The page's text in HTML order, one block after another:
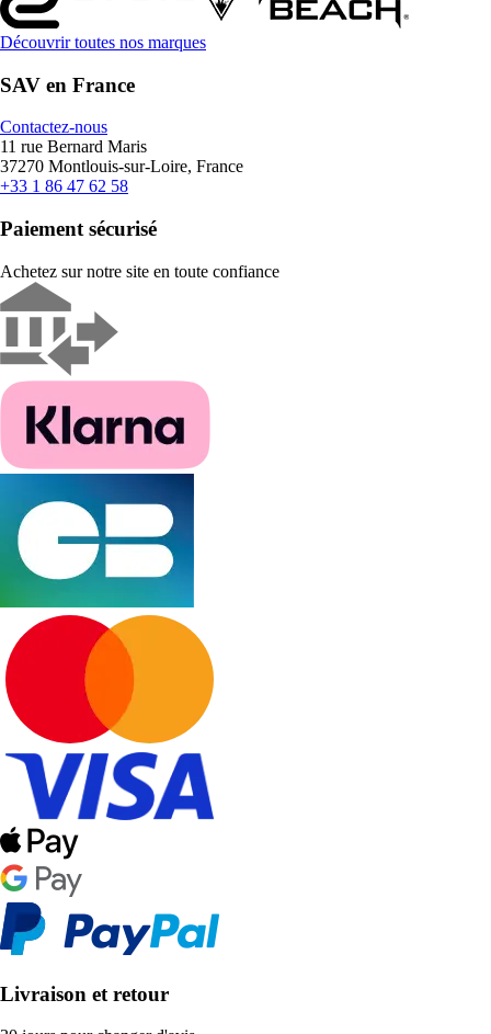
Découvrir toutes nos marques
SAV en France
Contactez-nous
11 rue Bernard Maris
37270 Montlouis-sur-Loire, France
+33 1 86 47 62 58
Paiement sécurisé
Achetez sur notre site en toute confiance
Livraison et retour